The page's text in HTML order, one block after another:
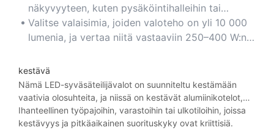
teollisuuslaitoksiin tai ulkokentille, tarjoamaan
voimakasta valaistusta.
näkyvyyteen, kuten pysäköintihalleihin tai
urheiluareenoille.
Valitse valaisimia, joiden valoteho on yli 10 000
lumenia, ja vertaa niitä vastaaviin 250–400 W:n
saavuttamiseksi.
kestävä
Nämä LED-syväsäteilijävalot on suunniteltu kestämään
vaativia olosuhteita, ja niissä on kestävät alumiinikotelot,
iskunkestävyys ja IP65+-luokitus pöly- ja roiskesuojausta
varten.
Ihanteellinen työpajoihin, varastoihin tai ulkotiloihin, joissa
kestävyys ja pitkäaikainen suorituskyky ovat kriittisiä.